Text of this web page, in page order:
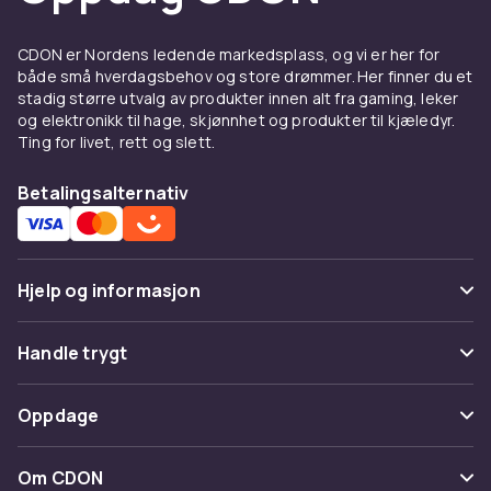
bli kjent med interessante karakterer og bli
Bla gjennom vårt sortiment og finn
bestselgere fra både svenske og
internasjonale forfattere. For de minste finner
du mange illustrerte barnebøker som gjør
lesing morsomt og engasjerende. For dere
som foretrekker å fordype dere i forskjellige
emner, tilbyr vi et utvalg av sakprosa som
dekker alt fra historie og vitenskap til
selvutvikling og matlaging.
kunnskapen som en virkelig god bok kan tilby.
Handle her og gjør hvert øyeblikk til en
leseopplevelse. I vårt sortiment finner du alltid
CDON er Nordens ledende markedsplass, og vi er her for
både små hverdagsbehov og store drømmer. Her finner du et
stadig større utvalg av produkter innen alt fra gaming, leker
og elektronikk til hage, skjønnhet og produkter til kjæledyr.
Ting for livet, rett og slett.
Betalingsalternativ
Hjelp og informasjon
Vanlige spørsmål
Spor pakke
Angre & returner her
Kontakt oss
Handle trygt
Betaling
Levering
Oppdage
Kategorier
Om CDON